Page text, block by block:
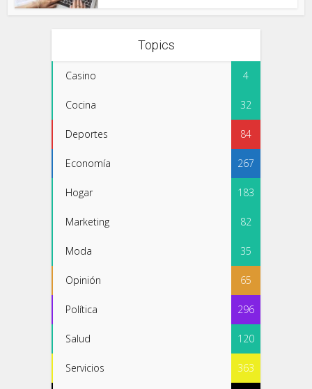
Topics
Casino 4
Cocina 32
Deportes 84
Economía 267
Hogar 183
Marketing 82
Moda 35
Opinión 65
Política 296
Salud 120
Servicios 363